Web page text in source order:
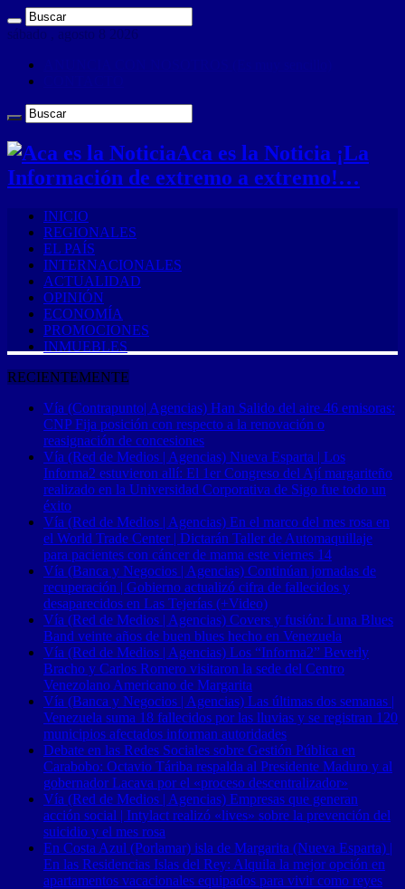
sábado , agosto 8 2026
Aca es la Noticia ¡La
Información de extremo a extremo!…
INICIO
REGIONALES
EL PAÍS
INTERNACIONALES
ACTUALIDAD
OPINIÓN
ECONOMÍA
PROMOCIONES
INMUEBLES
RECIENTEMENTE
Vía (Contrapunto| Agencias) Han Salido del aire 46 emisoras:
CNP Fija posición con respecto a la renovación o
reasignación de concesiones
Vía (Red de Medios | Agencias) Nueva Esparta | Los
Informa2 estuvieron allí: El 1er Congreso del Ají margariteño
realizado en la Universidad Corporativa de Sigo fue todo un
éxito
Vía (Red de Medios | Agencias) En el marco del mes rosa en
el World Trade Center | Dictarán Taller de Automaquillaje
para pacientes con cáncer de mama este viernes 14
Vía (Banca y Negocios | Agencias) Continúan jornadas de
recuperación | Gobierno actualizó cifra de fallecidos y
desaparecidos en Las Tejerías (+Video)
Vía (Red de Medios | Agencias) Covers y fusión: Luna Blues
Band veinte años de buen blues hecho en Venezuela
Vía (Red de Medios | Agencias) Los “Informa2” Beverly
Bracho y Carlos Romero visitaron la sede del Centro
Venezolano Americano de Margarita
Vía (Banca y Negocios | Agencias) Las últimas dos semanas |
Venezuela suma 18 fallecidos por las lluvias y se registran 120
municipios afectados informan autoridades
Debate en las Redes Sociales sobre Gestión Pública en
Carabobo: Octavio Táriba respalda al Presidente Maduro y al
gobernador Lacava por el «proceso descentralizador»
Vía (Red de Medios | Agencias) Empresas que generan
acción social | Intylact realizó «lives» sobre la prevención del
suicidio y el mes rosa
En Costa Azul (Porlamar) isla de Margarita (Nueva Esparta) |
En las Residencias Islas del Rey: Alquila la mejor opción en
apartamentos vacacionales equipados para vivir como reyes